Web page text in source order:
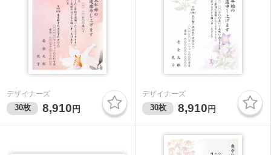
デザイナーズ
30枚 8,910 円
デザイナーズ
30枚 8,910 円